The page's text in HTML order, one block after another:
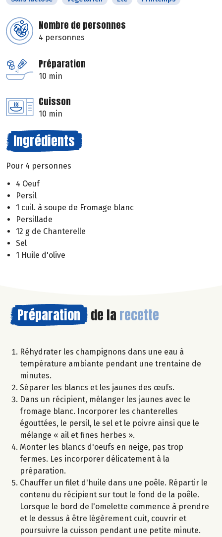
Nombre de personnes
4 personnes
Préparation
10 min
Cuisson
10 min
Ingrédients
Pour 4 personnes
4 Oeuf
Persil
1 cuil. à soupe de Fromage blanc
Persillade
12 g de Chanterelle
Sel
1 Huile d'olive
Préparation de la recette
Réhydrater les champignons dans une eau à
température ambiante pendant une trentaine de
minutes.
Séparer les blancs et les jaunes des œufs.
Dans un récipient, mélanger les jaunes avec le
fromage blanc. Incorporer les chanterelles
égouttées, le persil, le sel et le poivre ainsi que le
mélange « ail et fines herbes ».
Monter les blancs d'oeufs en neige, pas trop
fermes. Les incorporer délicatement à la
préparation.
Chauffer un filet d'huile dans une poêle. Répartir le
contenu du récipient sur tout le fond de la poêle.
Lorsque le bord de l'omelette commence à prendre
et le dessus à être légèrement cuit, couvrir et
poursuivre la cuisson pendant une petite minute.